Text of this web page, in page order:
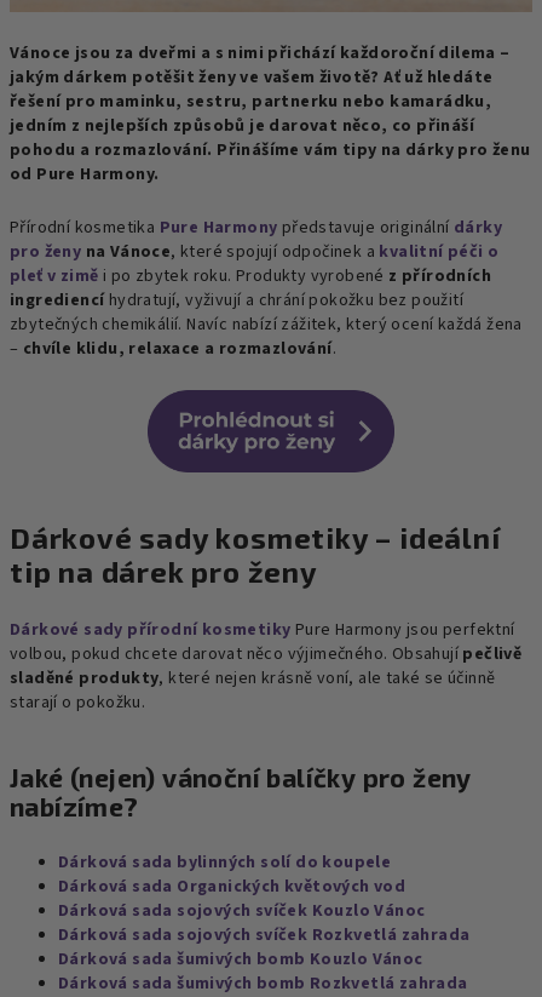
Vánoce jsou za dveřmi a s nimi přichází každoroční dilema –
jakým dárkem potěšit ženy ve vašem životě? Ať už hledáte
řešení pro maminku, sestru, partnerku nebo kamarádku,
jedním z nejlepších způsobů je darovat něco, co přináší
pohodu a rozmazlování. Přinášíme vám tipy na dárky pro ženu
od Pure Harmony.
Přírodní kosmetika Pure Harmony představuje originální dárky
pro ženy na Vánoce, které spojují odpočinek a kvalitní péči o
pleť v zimě i po zbytek roku. Produkty vyrobené z přírodních
ingrediencí hydratují, vyživují a chrání pokožku bez použití
zbytečných chemikálií. Navíc nabízí zážitek, který ocení každá žena
– chvíle klidu, relaxace a rozmazlování.
Dárkové sady kosmetiky – ideální
tip na dárek pro ženy
Dárkové sady přírodní kosmetiky Pure Harmony jsou perfektní
volbou, pokud chcete darovat něco výjimečného. Obsahují pečlivě
sladěné produkty, které nejen krásně voní, ale také se účinně
starají o pokožku.
Jaké (nejen) vánoční balíčky pro ženy
nabízíme?
Dárková sada bylinných solí do koupele
Dárková sada Organických květových vod
Dárková sada sojových svíček Kouzlo Vánoc
Dárková sada sojových svíček Rozkvetlá zahrada
Dárková sada šumivých bomb Kouzlo Vánoc
Dárková sada šumivých bomb Rozkvetlá zahrada